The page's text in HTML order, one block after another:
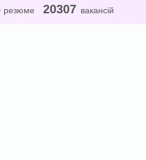
резюме 20307 вакансій